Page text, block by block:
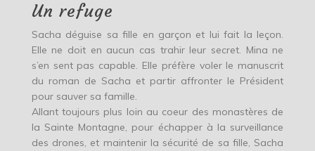
Un refuge
Sacha déguise sa fille en garçon et lui fait la leçon.
Elle ne doit en aucun cas trahir leur secret. Mina ne
s’en sent pas capable. Elle préfère voler le manuscrit
du roman de Sacha et partir affronter le Président
pour sauver sa famille.
Allant toujours plus loin au coeur des monastères de
la Sainte Montagne, pour échapper à la surveillance
des drones, et maintenir la sécurité de sa fille, Sacha